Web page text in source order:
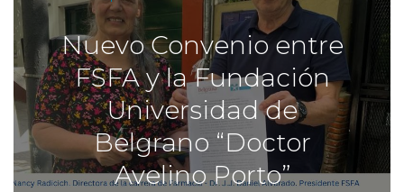
Nuevo Convenio entre
FSFA y la Fundación
Universidad de
Belgrano “Doctor
Avelino Porto”